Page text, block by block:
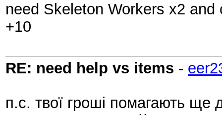
need Skeleton Workers x2
+10
RE: need help vs items -
п.с. твої гроші помагають